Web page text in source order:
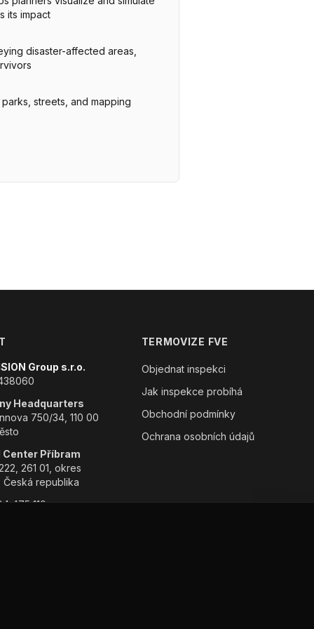
its impact
disaster-affected areas,
streets, and mapping
TERMOVIZE FVE
Objednat inspekci
Jak inspekce probíhá
Obchodní podmínky
Ochrana osobních údajů
Group s.r.o.
Headquarters
750/34, 110 00
Center Příbram
261 01, okres
Česká republika
475 119